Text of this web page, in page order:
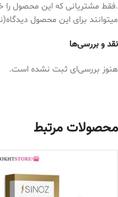
نقد و بررسی‌ها
هنوز بررسی‌ای ثبت نشده است.
.فقط مشتریانی که این محصول را
میتوانند برای این محصول
محصولات مرتبط